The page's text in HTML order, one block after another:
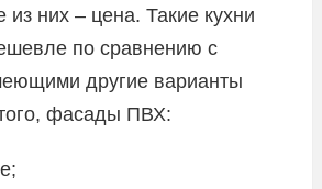
них – цена. Такие кухни
по сравнению с
другие варианты
фасады ПВХ: